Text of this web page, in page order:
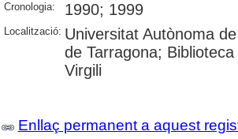
Cronologia: 1990; 1999
Localització: Universitat Autònoma
de Tarragona;
Virgili
Enllaç permanent a aquest